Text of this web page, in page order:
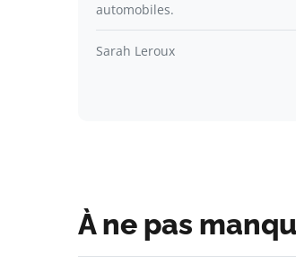
automobiles.
Sarah Leroux
À ne pas